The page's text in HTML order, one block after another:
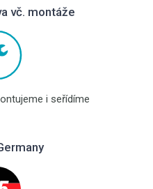
vč. montáže
i seřídíme